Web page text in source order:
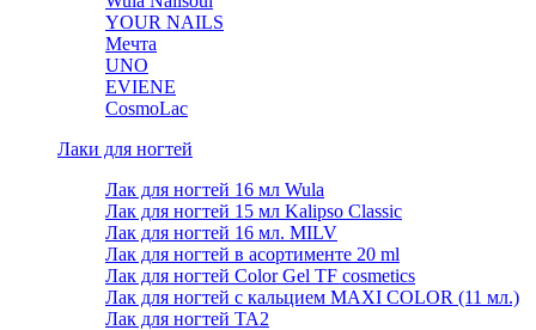
YOUR NAILS
Мечта
UNO
EVIENE
CosmoLac
Лаки для ногтей
Лак для ногтей 16 мл Wula
Лак для ногтей 15 мл Kalipso Classic
Лак для ногтей 16 мл. MILV
Лак для ногтей в асортименте 20 ml
Лак для ногтей Color Gel TF cosmetics
Лак для ногтей с кальцием MAXI COLOR (11 мл.)
Лак для ногтей TA2